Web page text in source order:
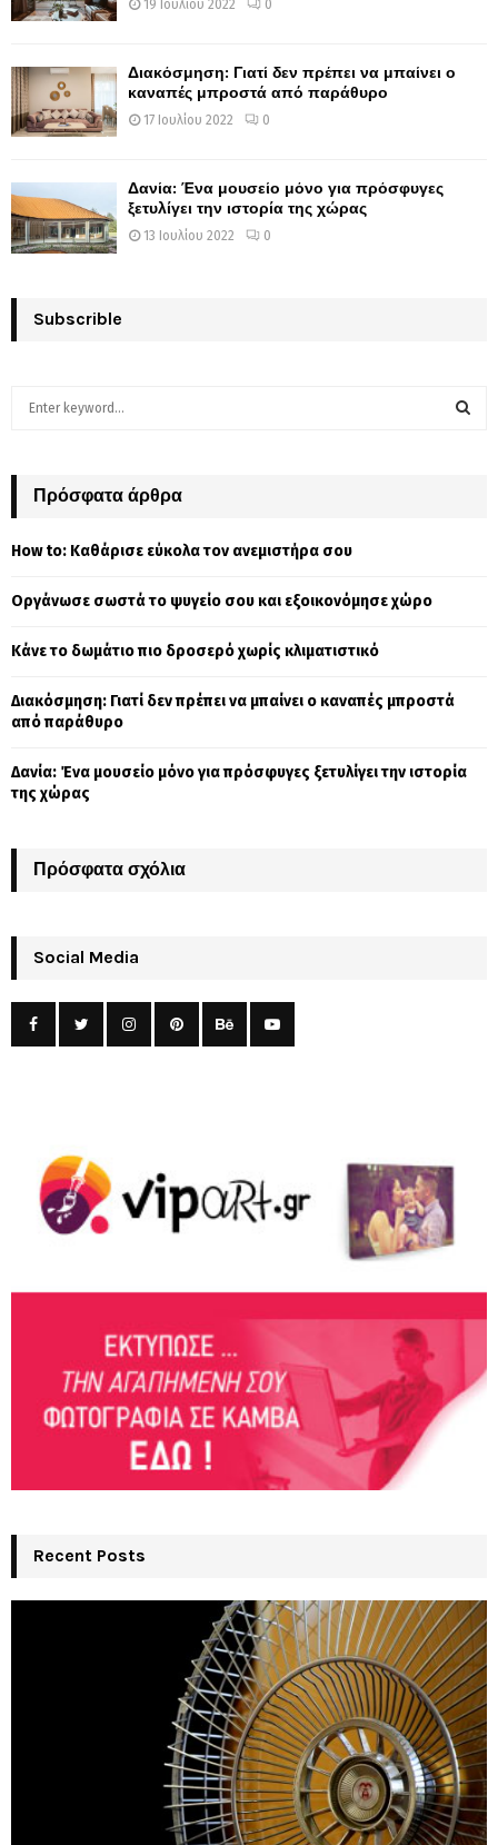
19 Ιουλίου 2022 0
Διακόσμηση: Γιατί δεν πρέπει να μπαίνει ο
καναπές μπροστά από παράθυρο
17 Ιουλίου 2022 0
Δανία: Ένα μουσείο μόνο για πρόσφυγες
ξετυλίγει την ιστορία της χώρας
13 Ιουλίου 2022 0
Subscrible
h
o
:
Πρόσφατα άρθρα
How to: Καθάρισε εύκολα τον ανεμιστήρα σου
Οργάνωσε σωστά το ψυγείο σου και εξοικονόμησε χώρο
Κάνε το δωμάτιο πιο δροσερό χωρίς κλιματιστικό
Διακόσμηση: Γιατί δεν πρέπει να μπαίνει ο καναπές μπροστά
από παράθυρο
Δανία: Ένα μουσείο μόνο για πρόσφυγες ξετυλίγει την ιστορία
της χώρας
Πρόσφατα σχόλια
Social Media
Recent Posts